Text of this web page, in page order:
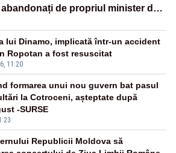
de propriul minister de
de vegetație!”
11:20
lui Dinamo, implicată într-un accident
Ropotan a fost resuscitat
formarea unui nou guvern bat pasul
la Cotroceni, așteptate după
-SURSE
Republicii Moldova să